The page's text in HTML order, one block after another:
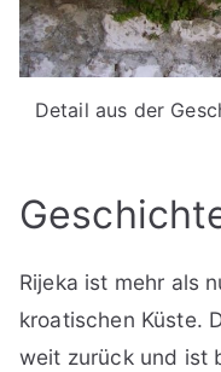
Detail aus der
Rijeka ist mehr als
kroatischen Küste.
weit zurück und ist